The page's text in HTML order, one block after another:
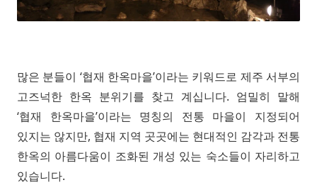
많은 분들이 ‘협재 한옥마을’이라는 키워드로 제주 서부의
고즈넉한 한옥 분위기를 찾고 계십니다. 엄밀히 말해
‘협재 한옥마을’이라는 명칭의 전통 마을이 지정되어
있지는 않지만, 협재 지역 곳곳에는 현대적인 감각과 전통
한옥의 아름다움이 조화된 개성 있는 숙소들이 자리하고
있습니다.